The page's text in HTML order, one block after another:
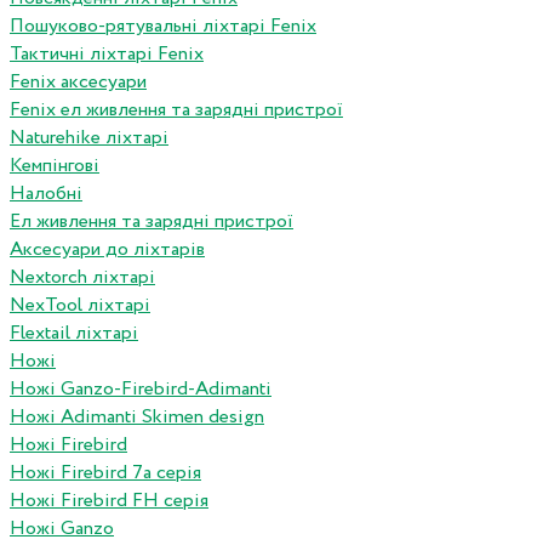
Пошуково-рятувальні ліхтарі Fenix
Тактичні ліхтарі Fenix
Fenix аксесуари
Fenix ел живлення та зарядні пристрої
Naturehike ліхтарі
Кемпінгові
Налобні
Ел живлення та зарядні пристрої
Аксесуари до ліхтарів
Nextorch ліхтарі
NexTool ліхтарі
Flextail ліхтарі
Ножі
Ножі Ganzo-Firebird-Adimanti
Ножі Adimanti Skimen design
Ножі Firebird
Ножі Firebird 7а серія
Ножі Firebird FH серія
Ножі Ganzo